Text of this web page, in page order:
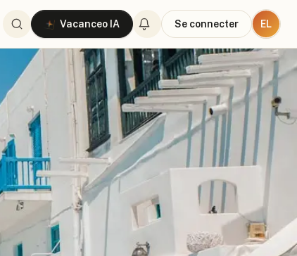
Vacanceo IA Se connecter EL